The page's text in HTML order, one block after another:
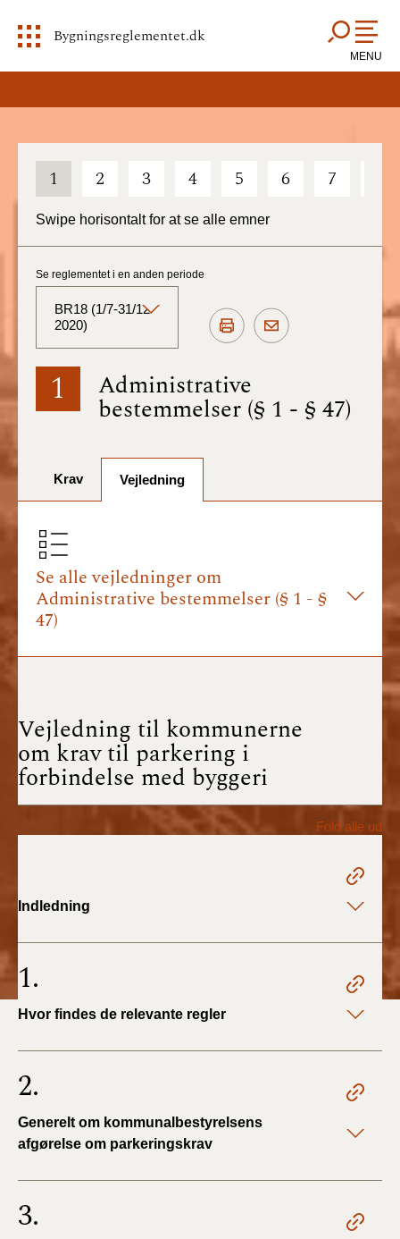
Bygningsreglementet.dk
MENU
1 2 3 4 5 6 7
Swipe horisontalt for at se alle emner
1 Administrative
bestemmelser (§ 1 - § 47)
Se reglementet i en anden periode
BR18 (1/7-31/12
2020)
BR18 (Aktuelt)
BR18 (1/7-31/12
BR18 (1/1-30/6
BR18 (1/7- 31/12
2024)
BR18 (1/1- 30/06
2024)
BR18 (17/9 - 31/12
2022)
2022)
BR18 (29/6 - 31/12
2020)
Krav Vejledning
Se alle vejledninger om
Administrative bestemmelser (§ 1 - §
47)
Vejledning til kommunerne
om krav til parkering i
forbindelse med byggeri
Fold alle ud
Indledning
1.
Hvor findes de relevante regler
2.
Generelt om kommunalbestyrelsens
afgørelse om parkeringskrav
3.